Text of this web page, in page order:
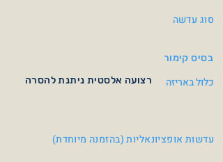
סוג עדשה
בסיס קימור
רצועה אלסטית ניתנת להסרה
כלול באריזה
עדשות אופציונאליות (בהזמנה מיוחדת)